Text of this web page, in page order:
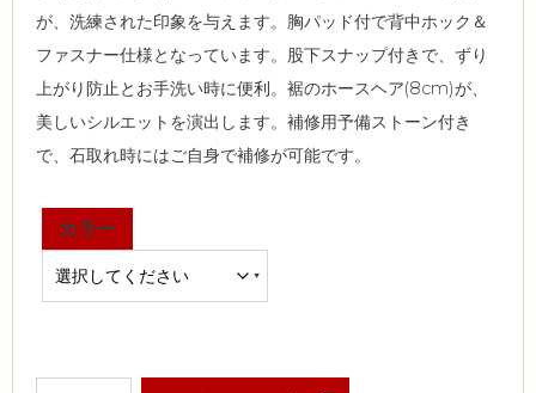
が、洗練された印象を与えます。胸パッド付で背中ホック＆
ファスナー仕様となっています。股下スナップ付きで、ずり
上がり防止とお手洗い時に便利。裾のホースヘア(8cm)が、
美しいシルエットを演出します。補修用予備ストーン付き
で、石取れ時にはご自身で補修が可能です。
カラー